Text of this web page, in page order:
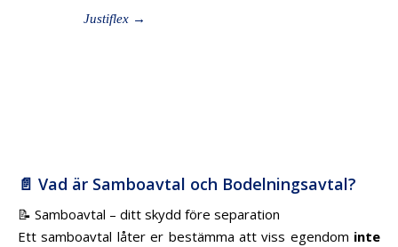
Justiflex →
📄 Vad är Samboavtal och Bodelningsavtal?
📝 Samboavtal – ditt skydd före separation
Ett samboavtal låter er bestämma att viss egendom inte